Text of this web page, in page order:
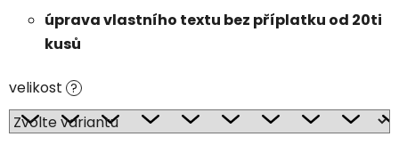
úprava vlastního textu bez příplatku od 20ti
kusů
velikost ?